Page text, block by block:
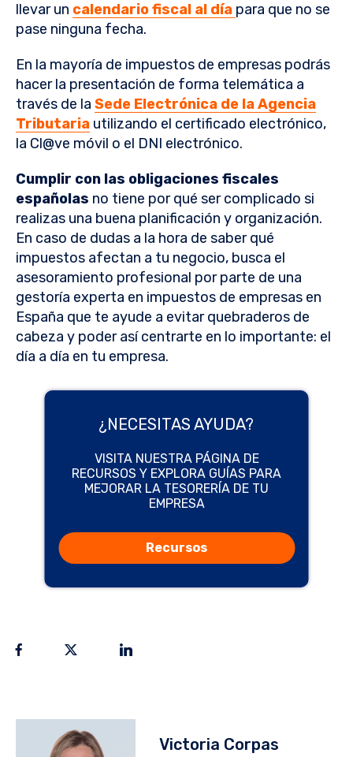
llevar un calendario fiscal al día para que no se
pase ninguna fecha.
En la mayoría de impuestos de empresas podrás
hacer la presentación de forma telemática a
través de la Sede Electrónica de la Agencia
Tributaria utilizando el certificado electrónico,
la Cl@ve móvil o el DNI electrónico.
Cumplir con las obligaciones fiscales
españolas no tiene por qué ser complicado si
realizas una buena planificación y organización.
En caso de dudas a la hora de saber qué
impuestos afectan a tu negocio, busca el
asesoramiento profesional por parte de una
gestoría experta en impuestos de empresas en
España que te ayude a evitar quebraderos de
cabeza y poder así centrarte en lo importante: el
día a día en tu empresa.
¿NECESITAS AYUDA?
VISITA NUESTRA PÁGINA DE
RECURSOS Y EXPLORA GUÍAS PARA
MEJORAR LA TESORERÍA DE TU
EMPRESA
Recursos
Victoria Corpas